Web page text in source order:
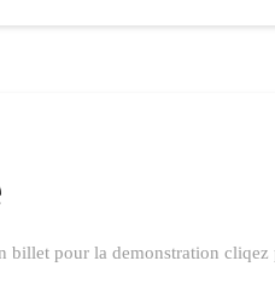
billet pour la demonstration cliqez